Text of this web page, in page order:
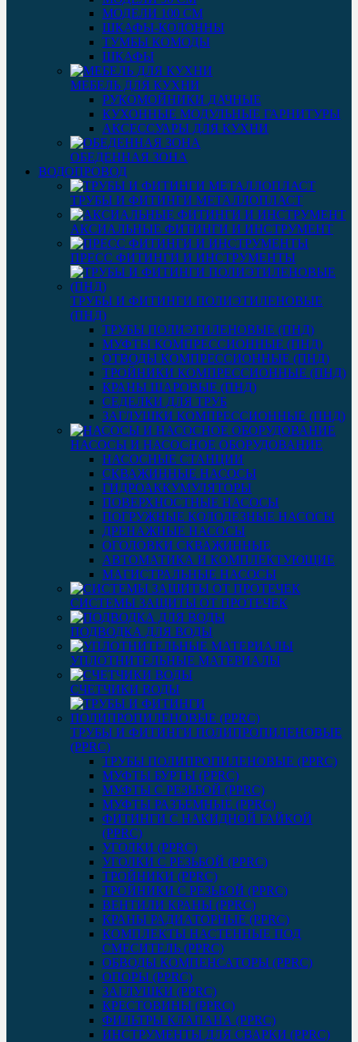
МОДЕЛИ 100 СМ
ШКАФЫ-КОЛОННЫ
ТУМБЫ КОМОДЫ
ШКАФЫ
МЕБЕЛЬ ДЛЯ КУХНИ
РУКОМОЙНИКИ ДАЧНЫЕ
КУХОННЫЕ МОДУЛЬНЫЕ ГАРНИТУРЫ
АКСЕССУАРЫ ДЛЯ КУХНИ
ОБЕДЕННАЯ ЗОНА
ВОДОПРОВОД
ТРУБЫ И ФИТИНГИ МЕТАЛЛОПЛАСТ
АКСИАЛЬНЫЕ ФИТИНГИ И ИНСТРУМЕНТ
ПРЕСС ФИТИНГИ И ИНСТРУМЕНТЫ
ТРУБЫ И ФИТИНГИ ПОЛИЭТИЛЕНОВЫЕ
(ПНД)
ТРУБЫ ПОЛИЭТИЛЕНОВЫЕ (ПНД)
МУФТЫ КОМПРЕССИОННЫЕ (ПНД)
ОТВОДЫ КОМПРЕССИОННЫЕ (ПНД)
ТРОЙНИКИ КОМПРЕССИОННЫЕ (ПНД)
КРАНЫ ШАРОВЫЕ (ПНД)
СЕДЕЛКИ ДЛЯ ТРУБ
ЗАГЛУШКИ КОМПРЕССИОННЫЕ (ПНД)
НАСОСЫ И НАСОСНОЕ ОБОРУДОВАНИЕ
НАСОСНЫЕ СТАНЦИИ
СКВАЖИННЫЕ НАСОСЫ
ГИДРОАККУМУЛЯТОРЫ
ПОВЕРХНОСТНЫЕ НАСОСЫ
ПОГРУЖНЫЕ КОЛОДЕЗНЫЕ НАСОСЫ
ДРЕНАЖНЫЕ НАСОСЫ
ОГОЛОВКИ СКВАЖИННЫЕ
АВТОМАТИКА И КОМПЛЕКТУЮЩИЕ
МАГИСТРАЛЬНЫЕ НАСОСЫ
СИСТЕМЫ ЗАЩИТЫ ОТ ПРОТЕЧЕК
ПОДВОДКА ДЛЯ ВОДЫ
УПЛОТНИТЕЛЬНЫЕ МАТЕРИАЛЫ
СЧЕТЧИКИ ВОДЫ
ТРУБЫ И ФИТИНГИ ПОЛИПРОПИЛЕНОВЫЕ
(PPRC)
ТРУБЫ ПОЛИПРОПИЛЕНОВЫЕ (PPRC)
МУФТЫ БУРТЫ (PPRC)
МУФТЫ C РЕЗЬБОЙ (PPRC)
МУФТЫ РАЗЪЕМНЫЕ (PPRC)
ФИТИНГИ С НАКИДНОЙ ГАЙКОЙ
(PPRC)
УГОЛКИ (PPRC)
УГОЛКИ С РЕЗЬБОЙ (PPRC)
ТРОЙНИКИ (PPRC)
ТРОЙНИКИ С РЕЗЬБОЙ (PPRC)
ВЕНТИЛИ КРАНЫ (PPRC)
КРАНЫ РАДИАТОРНЫЕ (PPRC)
КОМПЛЕКТЫ НАСТЕННЫЕ ПОД
СМЕСИТЕЛЬ (PPRC)
ОБВОДЫ КОМПЕНСАТОРЫ (PPRC)
ОПОРЫ (PPRC)
ЗАГЛУШКИ (PPRC)
КРЕСТОВИНЫ (PPRC)
ФИЛЬТРЫ КЛАПАНА (PPRC)
ИНСТРУМЕНТЫ ДЛЯ СВАРКИ (PPRC)